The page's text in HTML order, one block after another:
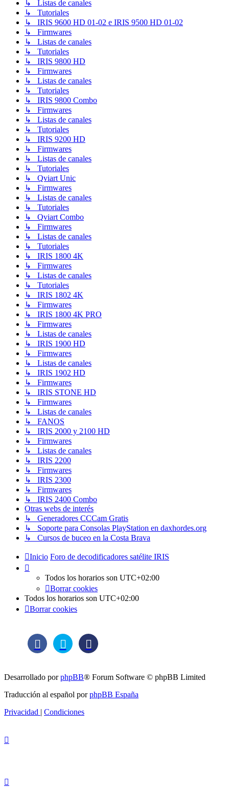
↳ Listas de canales
↳ Tutoriales
↳ IRIS 9600 HD 01-02 e IRIS 9500 HD 01-02
↳ Firmwares
↳ Listas de canales
↳ Tutoriales
↳ IRIS 9800 HD
↳ Firmwares
↳ Listas de canales
↳ Tutoriales
↳ IRIS 9800 Combo
↳ Firmwares
↳ Listas de canales
↳ Tutoriales
↳ IRIS 9200 HD
↳ Firmwares
↳ Listas de canales
↳ Tutoriales
↳ Qviart Unic
↳ Firmwares
↳ Listas de canales
↳ Tutoriales
↳ Qviart Combo
↳ Firmwares
↳ Listas de canales
↳ Tutoriales
↳ IRIS 1800 4K
↳ Firmwares
↳ Listas de canales
↳ Tutoriales
↳ IRIS 1802 4K
↳ Firmwares
↳ IRIS 1800 4K PRO
↳ Firmwares
↳ Listas de canales
↳ IRIS 1900 HD
↳ Firmwares
↳ Listas de canales
↳ IRIS 1902 HD
↳ Firmwares
↳ IRIS STONE HD
↳ Firmwares
↳ Listas de canales
↳ FANOS
↳ IRIS 2000 y 2100 HD
↳ Firmwares
↳ Listas de canales
↳ IRIS 2200
↳ Firmwares
↳ IRIS 2300
↳ Firmwares
↳ IRIS 2400 Combo
Otras webs de interés
↳ Generadores CCCam Gratis
↳ Soporte para Consolas PlayStation en daxhordes.org
↳ Cursos de buceo en la Costa Brava
Inicio Foro de decodificadores satélite IRIS
Todos los horarios son UTC+02:00
Borrar cookies
Todos los horarios son UTC+02:00
Borrar cookies
Desarrollado porphpBB® Forum Software © phpBB Limited
Traducción al español porphpBB España
Privacidad | Condiciones